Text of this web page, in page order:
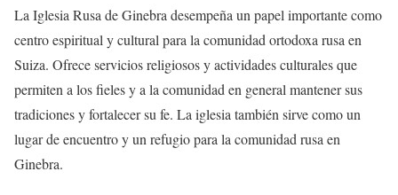
La Iglesia Rusa de Ginebra desempeña un papel importante como
centro espiritual y cultural para la comunidad ortodoxa rusa en
Suiza. Ofrece servicios religiosos y actividades culturales que
permiten a los fieles y a la comunidad en general mantener sus
tradiciones y fortalecer su fe. La iglesia también sirve como un
lugar de encuentro y un refugio para la comunidad rusa en
Ginebra.